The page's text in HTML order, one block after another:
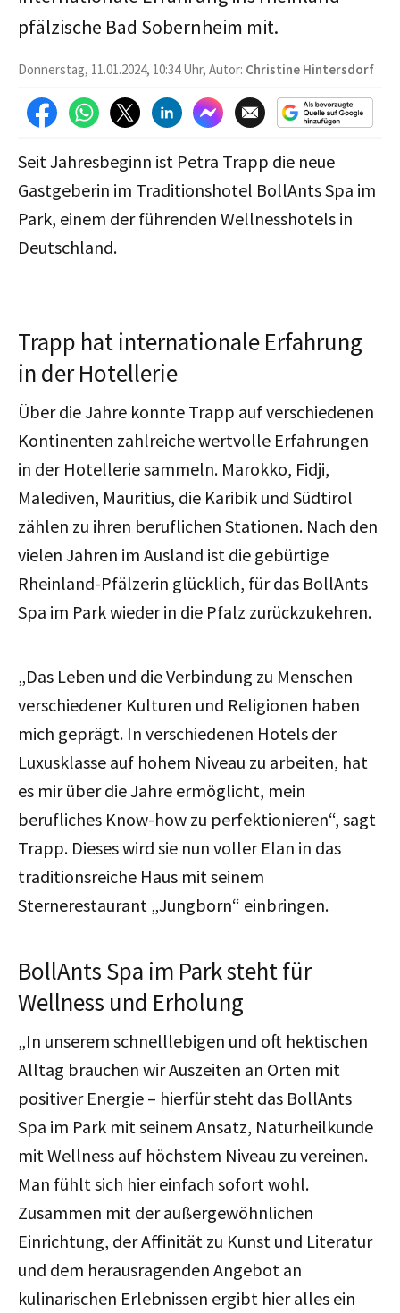
pfälzische Bad Sobernheim mit.
Donnerstag, 11.01.2024, 10:34 Uhr, Autor: Christine Hintersdorf
Seit Jahresbeginn ist Petra Trapp die neue
Gastgeberin im Traditionshotel BollAnts Spa im
Park, einem der führenden Wellnesshotels in
Deutschland.
Trapp hat internationale Erfahrung
in der Hotellerie
Über die Jahre konnte Trapp auf verschiedenen
Kontinenten zahlreiche wertvolle Erfahrungen
in der Hotellerie sammeln. Marokko, Fidji,
Malediven, Mauritius, die Karibik und Südtirol
zählen zu ihren beruflichen Stationen. Nach den
vielen Jahren im Ausland ist die gebürtige
Rheinland-Pfälzerin glücklich, für das BollAnts
Spa im Park wieder in die Pfalz zurückzukehren.
„Das Leben und die Verbindung zu Menschen
verschiedener Kulturen und Religionen haben
mich geprägt. In verschiedenen Hotels der
Luxusklasse auf hohem Niveau zu arbeiten, hat
es mir über die Jahre ermöglicht, mein
berufliches Know-how zu perfektionieren“, sagt
Trapp. Dieses wird sie nun voller Elan in das
traditionsreiche Haus mit seinem
Sternerestaurant „Jungborn“ einbringen.
BollAnts Spa im Park steht für
Wellness und Erholung
„In unserem schnelllebigen und oft hektischen
Alltag brauchen wir Auszeiten an Orten mit
positiver Energie – hierfür steht das BollAnts
Spa im Park mit seinem Ansatz, Naturheilkunde
mit Wellness auf höchstem Niveau zu vereinen.
Man fühlt sich hier einfach sofort wohl.
Zusammen mit der außergewöhnlichen
Einrichtung, der Affinität zu Kunst und Literatur
und dem herausragenden Angebot an
kulinarischen Erlebnissen ergibt hier alles ein